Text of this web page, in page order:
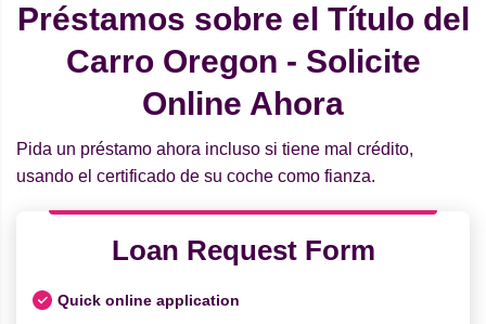
Préstamos sobre el Título del
Carro Oregon - Solicite
Online Ahora
Pida un préstamo ahora incluso si tiene mal crédito,
usando el certificado de su coche como fianza.
Loan Request Form
Quick online application